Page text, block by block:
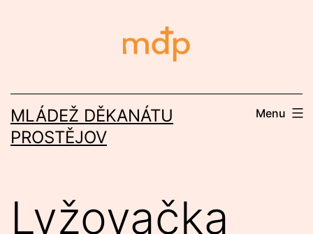
MLÁDEŽ DĚKANÁTU
PROSTĚJOV
Menu
Lyžovačka